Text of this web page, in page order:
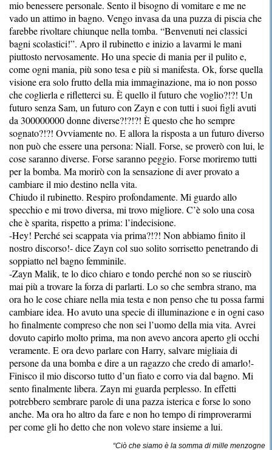
mio benessere personale. Sento il bisogno di vomitare e me ne
vado un attimo in bagno. Vengo invasa da una puzza di piscia che
farebbe rivoltare chiunque nella tomba. “Benvenuti nei classici
bagni scolastici!”. Apro il rubinetto e inizio a lavarmi le mani
piuttosto nervosamente. Ho una specie di mania per il pulito e,
come ogni mania, più sono tesa e più si manifesta. Ok, forse quella
visione era solo frutto della mia immaginazione, ma io non posso
che coglierla e rifletterci su. È quello il futuro che voglio?!?! Un
futuro senza Sam, un futuro con Zayn e con tutti i suoi figli avuti
da 300000000 donne diverse?!?!?! È questo che ho sempre
sognato?!?! Ovviamente no. E allora la risposta a un futuro diverso
non può che essere una persona: Niall. Forse, se proverò con lui, le
cose saranno diverse. Forse saranno peggio. Forse moriremo tutti
per la bomba. Ma morirò con la sensazione di aver provato a
cambiare il mio destino nella vita.
Chiudo il rubinetto. Respiro profondamente. Mi guardo allo
specchio e mi trovo diversa, mi trovo migliore. C’è solo una cosa
che è sparita, rispetto a prima: l’indecisione.
-Hey! Perché sei scappata via prima?!?! Non abbiamo finito il
nostro discorso!- dice Zayn col suo solito sorrisetto penetrando di
soppiatto nel bagno femminile.
-Zayn Malik, te lo dico chiaro e tondo perché non so se riuscirò
mai più a trovare la forza di parlarti. Lo so che sembra strano, ma
ora ho le cose chiare nella mia testa e non penso che tu possa farmi
cambiare idea. Ho avuto una specie di illuminazione e in ogni caso
ho finalmente compreso che non sei l’uomo della mia vita. Avrei
dovuto capirlo molto prima, ma non avevo ancora aperto gli occhi
veramente. E ora devo parlare con Harry, salvare migliaia di
persone da una bomba e dire a un ragazzo che credo di amarlo!-
Finisco il mio discorso tutto d’un fiato e corro via dal bagno. Mi
sento finalmente libera. Zayn mi guarda perplesso. In effetti
potrebbero sembrare parole di una pazza isterica e forse lo sono
anche. Ma ora ho altro da fare e non ho tempo di rimproverarmi
per come gli ho detto che non volevo stare insieme a lui.
“Ciò che siamo è la somma di mille menzogne